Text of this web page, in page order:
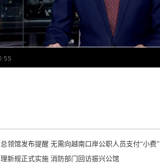
领馆发布提醒 无需向越南口岸公职人员支付“小费”
新规正式实施 消防部门回访振兴公馆